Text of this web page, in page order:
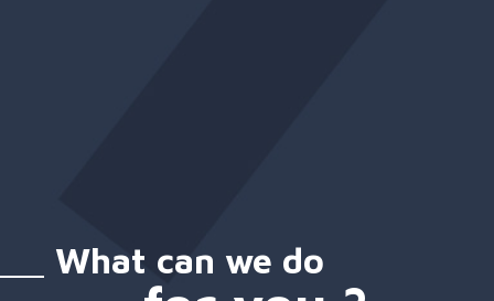
What can we do